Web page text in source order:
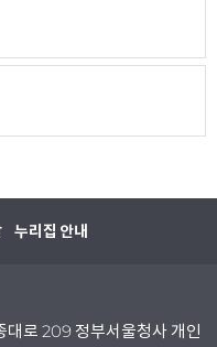
누리집 안내
대로 209 정부서울청사 개인